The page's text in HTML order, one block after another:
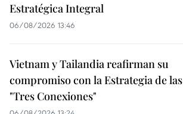
Estratégica Integral
06/08/2026 13:46
Vietnam y Tailandia reafirman su
compromiso con la Estrategia de las
"Tres Conexiones"